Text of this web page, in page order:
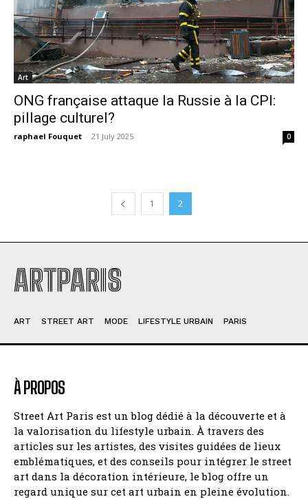
Art
ONG française attaque la Russie à la CPI:
pillage culturel?
raphael Fouquet - 21 July 2025 0
1 2
ARTPARIS
ART STREET ART MODE LIFESTYLE URBAIN PARIS
À PROPOS
Street Art Paris est un blog dédié à la découverte et à
la valorisation du lifestyle urbain. À travers des
articles sur les artistes, des visites guidées de lieux
emblématiques, et des conseils pour intégrer le street
art dans la décoration intérieure, le blog offre un
regard unique sur cet art urbain en pleine évolution.